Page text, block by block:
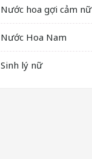
Nước hoa gợi cảm nữ
Nước Hoa Nam
Sinh lý nữ